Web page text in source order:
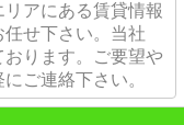
アにある賃貸情報
せ下さい。当社
ります。ご要望や
ご連絡下さい。